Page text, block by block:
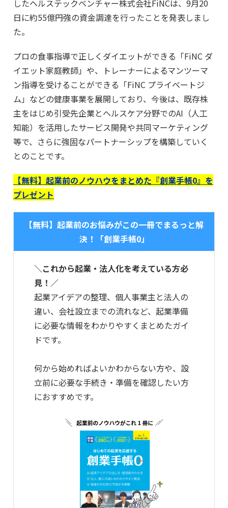
したヘルステックベンチャー株式会社FiNCは、9月20
日に約55億円強の資金調達を行ったことを発表しまし
た。
プロの食事指導で正しくダイエットができる「FiNC ダ
イエット家庭教師」や、トレーナーによるマンツーマ
ン指導を受けることができる「FiNC プライベートジ
ム」などの健康事業を展開しており、今後は、既存株
主をはじめ引受先企業とヘルスケア分野でのAI（人工
知能）を活用したサービス開発や共同マーケティング
等で、さらに強固なパートナーシップを構築していく
とのことです。
【無料】起業前のノウハウをまとめた『創業手帳0』を
プレゼント
【無料】起業前のお悩みがこの一冊でまるっと解
決！「創業手帳0」
＼これから起業・法人化を考えている方必
見！／
起業アイデアの整理、個人事業主と法人の
違い、会社設立までの流れなど、起業準備
に必要な情報をわかりやすくまとめたガイ
ドです。
何から始めればよいかわからない方や、設
立前に必要な手続き・準備を確認したい方
におすすめです。